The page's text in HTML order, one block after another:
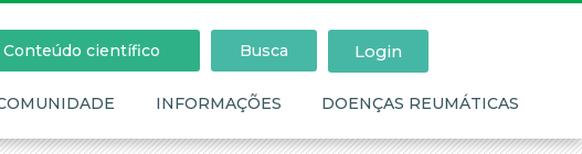
Conteúdo científico Busca Login
INFORMAÇÕES DOENÇAS REUMÁTICAS